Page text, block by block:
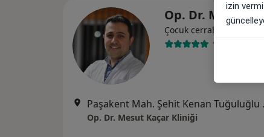
Op. Dr. Mesut
Çocuk cerrahisi, Ozon
141 görüş
Paşakent
Op. Dr. Mesut Kaçar Kliniği
izin